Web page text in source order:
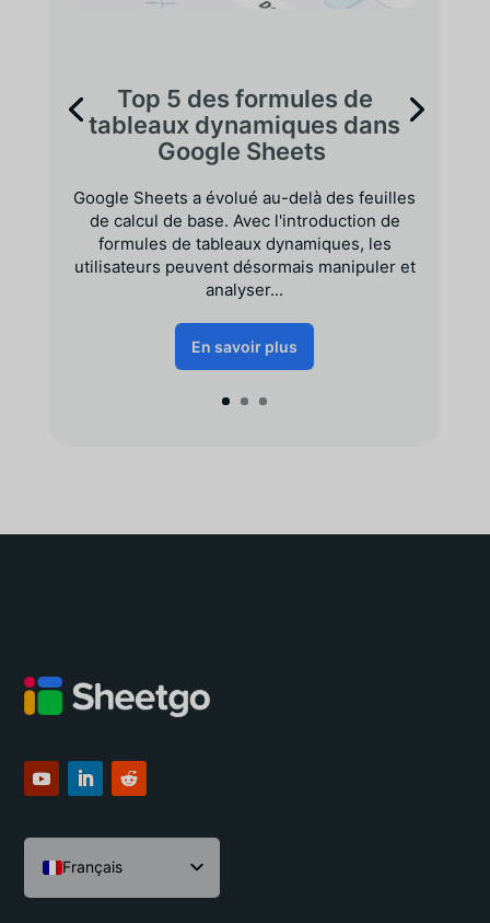
Top 5 des formules de
tableaux dynamiques dans
Google Sheets
Google Sheets a évolué au-delà des feuilles
de calcul de base. Avec l'introduction de
formules de tableaux dynamiques, les
utilisateurs peuvent désormais manipuler et
analyser...
En savoir plus
Français
English